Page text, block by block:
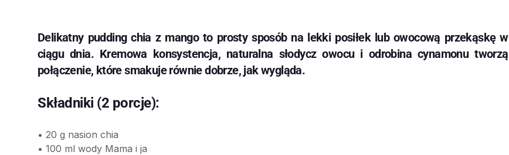
Delikatny pudding chia z mango to prosty sposób na lekki posiłek lub owocową przekąskę w
ciągu dnia. Kremowa konsystencja, naturalna słodycz owocu i odrobina cynamonu tworzą
połączenie, które smakuje równie dobrze, jak wygląda.
Składniki (2 porcje):
• 20 g nasion chia
• 100 ml wody Mama i ja